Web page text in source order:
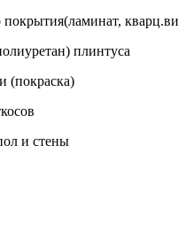
покрытия(ламинат,
плинтуса
(покраска)
и стены